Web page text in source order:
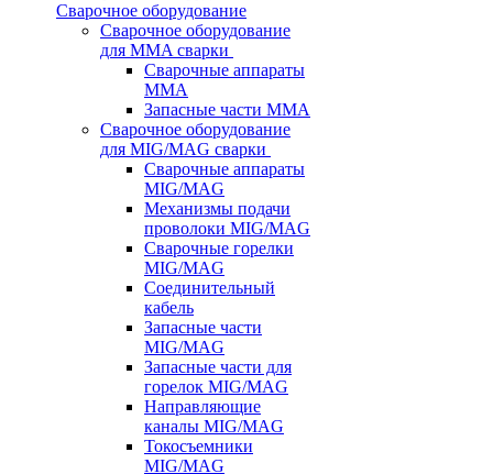
Сварочное оборудование
Сварочное оборудование
для MMA сварки
Сварочные аппараты
MMA
Запасные части MMA
Сварочное оборудование
для MIG/MAG сварки
Сварочные аппараты
MIG/MAG
Механизмы подачи
проволоки MIG/MAG
Сварочные горелки
MIG/MAG
Соединительный
кабель
Запасные части
MIG/MAG
Запасные части для
горелок MIG/MAG
Направляющие
каналы MIG/MAG
Токосъемники
MIG/MAG